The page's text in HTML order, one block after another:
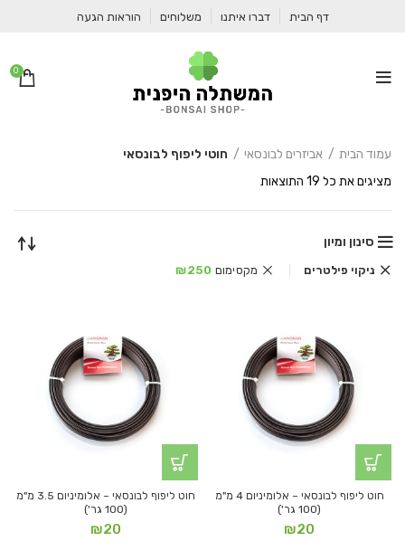
דף הבית דברו איתנו משלוחים הוראות הגעה
0
עמוד הבית אביזרים לבונסאי
חוטי ליפוף לבונסאי
מציגים את כל ⁦19⁩ התוצאות
סינון ומיון
ניקוי פילטרים מקסימום ₪250
חוט ליפוף לבונסאי – אלומיניום 4 מ"מ
(100 גר')
₪20
חוט ליפוף לבונסאי – אלומיניום 3.5 מ"מ
(100 גר')
₪20